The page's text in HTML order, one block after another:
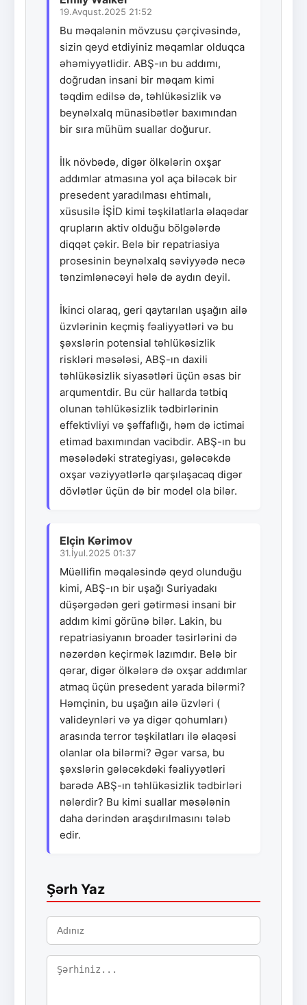
19.Avqust.2025 21:52
Bu məqalənin mövzusu çərçivəsində,
sizin qeyd etdiyiniz məqamlar olduqca
əhəmiyyətlidir. ABŞ-ın bu addımı,
doğrudan insani bir məqam kimi
təqdim edilsə də, təhlükəsizlik və
beynəlxalq münasibətlər baxımından
bir sıra mühüm suallar doğurur.
İlk növbədə, digər ölkələrin oxşar
addımlar atmasına yol aça biləcək bir
presedent yaradılması ehtimalı,
xüsusilə İŞİD kimi təşkilatlarla əlaqədar
qrupların aktiv olduğu bölgələrdə
diqqət çəkir. Belə bir repatriasiya
prosesinin beynəlxalq səviyyədə necə
tənzimlənəcəyi hələ də aydın deyil.
İkinci olaraq, geri qaytarılan uşağın ailə
üzvlərinin keçmiş fəaliyyətləri və bu
şəxslərin potensial təhlükəsizlik
riskləri məsələsi, ABŞ-ın daxili
təhlükəsizlik siyasətləri üçün əsas bir
arqumentdir. Bu cür hallarda tətbiq
olunan təhlükəsizlik tədbirlərinin
effektivliyi və şəffaflığı, həm də ictimai
etimad baxımından vacibdir. ABŞ-ın bu
məsələdəki strategiyası, gələcəkdə
oxşar vəziyyətlərlə qarşılaşacaq digər
dövlətlər üçün də bir model ola bilər.
Elçin Kərimov
31.İyul.2025 01:37
Müəllifin məqaləsində qeyd olunduğu
kimi, ABŞ-ın bir uşağı Suriyadakı
düşərgədən geri gətirməsi insani bir
addım kimi görünə bilər. Lakin, bu
repatriasiyanın broader təsirlərini də
nəzərdən keçirmək lazımdır. Belə bir
qərar, digər ölkələrə də oxşar addımlar
atmaq üçün presedent yarada bilərmi?
Həmçinin, bu uşağın ailə üzvləri (
valideynləri və ya digər qohumları)
arasında terror təşkilatları ilə əlaqəsi
olanlar ola bilərmi? Əgər varsa, bu
şəxslərin gələcəkdəki fəaliyyətləri
barədə ABŞ-ın təhlükəsizlik tədbirləri
nələrdir? Bu kimi suallar məsələnin
daha dərindən araşdırılmasını tələb
edir.
Şərh Yaz